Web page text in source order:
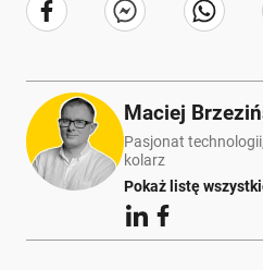
Maciej
Pasjonat
kolarz
Pokaż listę